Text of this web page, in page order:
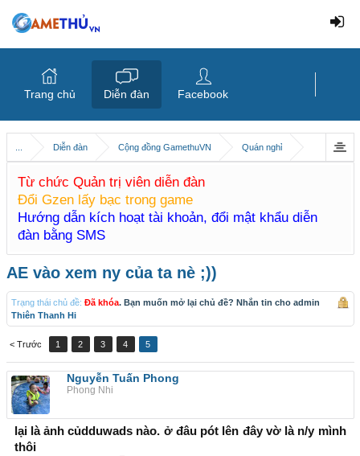
Diễn đàn Cộng đồng GamethuVN Quán nghỉ
Từ chức Quản trị viên diễn đàn
Đổi Gzen lấy bạc trong game
Hướng dẫn kích hoạt tài khoản, đổi mật khẩu diễn
đàn bằng SMS
AE vào xem ny của ta nè ;))
Trạng thái chủ đề: Đã khóa. Bạn muốn mở lại chủ đề? Nhắn tin cho admin
Thiên Thanh Hi
< Trước 1 2 3 4 5
Nguyễn Tuấn Phong
Phong Nhi
lại là ảnh củdduwads nào. ở đâu pót lên đây vờ là n/y mình
thôi
Trang chủ Diễn đàn Facebook